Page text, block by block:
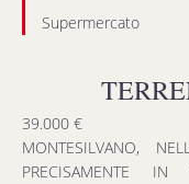
Supermercato
39.000 €
MONTESILVANO,
PRECISAMENTE